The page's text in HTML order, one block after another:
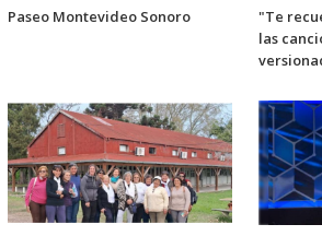
Paseo Montevideo Sonoro
"Te
las